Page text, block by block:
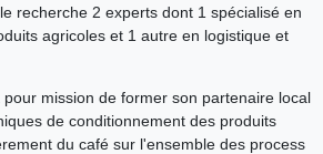
recherche 2 experts dont 1 spécialisé en
agricoles et 1 autre en logistique et
mission de former son partenaire local
de conditionnement des produits
du café sur l'ensemble des process